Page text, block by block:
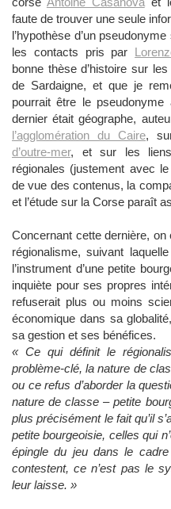
faute de trouver une seule
l’hypothèse d’un
les contacts pris par
bonne thèse d’histoire sur
de Sardaigne, et que je
pourrait être le
dernier était géographe,
l’agglomération du Caire,
d’outre-mer, et sur les
régionales (justement avec
de vue des contenus, la
et l’étude sur la Corse paraît
Concernant cette dernière,
régionalisme, suivant
l’instrument d’une petite
inquiète pour ses propres
refuserait plus ou moins
économique dans sa
sa gestion et ses bénéfices.
« Ce qui définit le
problème-clé, la nature de
ou ce refus d’aborder la
nature de classe – petite
plus précisément le fait qu’il
petite bourgeoisie, celles qui
épingle du jeu dans le
contestent, ce n’est pas le
leur laisse. »